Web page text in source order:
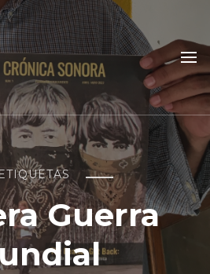
Guerra